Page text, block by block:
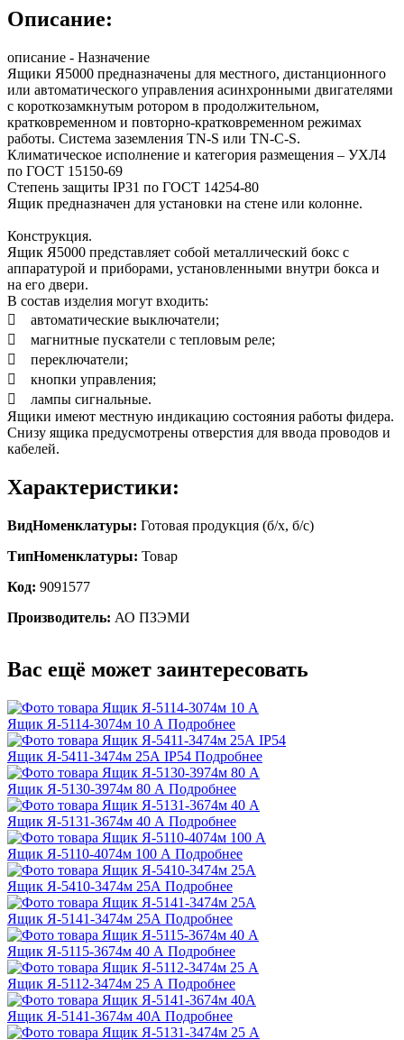
Описание:
описание - Назначение
Ящики Я5000 предназначены для местного, дистанционного
или автоматического управления асинхронными двигателями
с короткозамкнутым ротором в продолжительном,
кратковременном и повторно-кратковременном режимах
работы. Система заземления TN-S или TN-C-S.
Климатическое исполнение и категория размещения – УХЛ4
по ГОСТ 15150-69
Степень защиты IP31 по ГОСТ 14254-80
Ящик предназначен для установки на стене или колонне.
Конструкция.
Ящик Я5000 представляет собой металлический бокс с
аппаратурой и приборами, установленными внутри бокса и
на его двери.
В состав изделия могут входить:
 автоматические выключатели;
 магнитные пускатели с тепловым реле;
 переключатели;
 кнопки управления;
 лампы сигнальные.
Ящики имеют местную индикацию состояния работы фидера.
Снизу ящика предусмотрены отверстия для ввода проводов и
кабелей.
Характеристики:
ВидНоменклатуры: Готовая продукция (б/х, б/с)
ТипНоменклатуры: Товар
Код: 9091577
Производитель: АО ПЗЭМИ
Вас ещё может заинтересовать
Ящик Я-5114-3074м 10 А Подробнее
Ящик Я-5411-3474м 25А IP54 Подробнее
Ящик Я-5130-3974м 80 А Подробнее
Ящик Я-5131-3674м 40 А Подробнее
Ящик Я-5110-4074м 100 А Подробнее
Ящик Я-5410-3474м 25А Подробнее
Ящик Я-5141-3474м 25А Подробнее
Ящик Я-5115-3674м 40 А Подробнее
Ящик Я-5112-3474м 25 А Подробнее
Ящик Я-5141-3674м 40А Подробнее